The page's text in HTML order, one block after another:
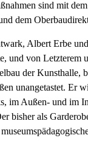
sind mit dem
dem
Albert Erbe
und von Letzterem
der Kunsthalle,
unangetastet. Er
im Außen- und im
bisher als